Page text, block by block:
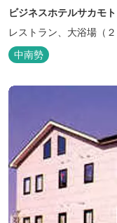
ビジネスホテルサカモト
レストラン、大浴場（
中南勢